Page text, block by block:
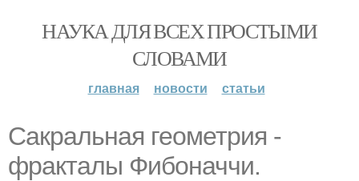
НАУКА ДЛЯ ВСЕХ ПРОСТЫМИ
СЛОВАМИ
главная новости статьи
Сакральная геометрия -
фракталы Фибоначчи.